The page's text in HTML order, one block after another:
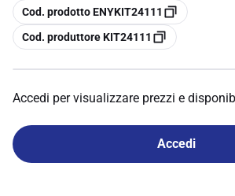
copia
Cod. prodotto ENYKIT24111
copia
Cod. produttore KIT24111
Accedi per visualizzare prezzi e
Accedi